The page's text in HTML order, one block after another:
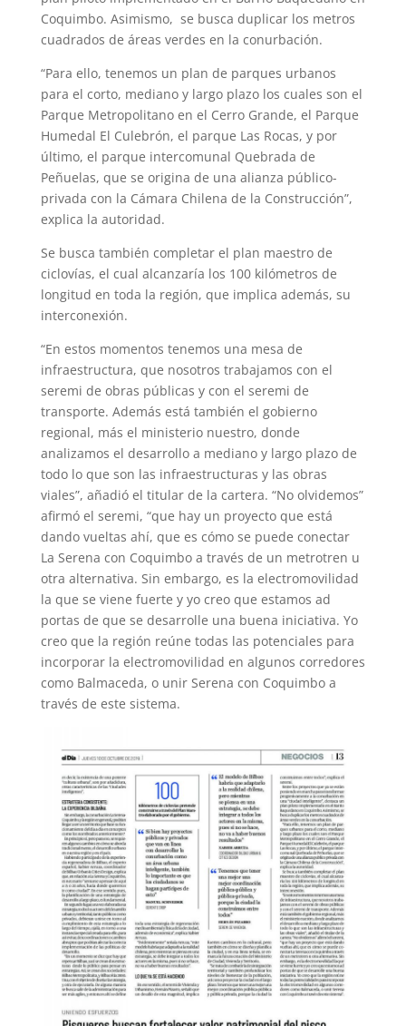
Coquimbo. Asimismo, se busca duplicar los metros
cuadrados de áreas verdes en la conurbación.
“Para ello, tenemos un plan de parques urbanos
para el corto, mediano y largo plazo los cuales son el
Parque Metropolitano en el Cerro Grande, el Parque
Humedal El Culebrón, el parque Las Rocas, y por
último, el parque intercomunal Quebrada de
Peñuelas, que se origina de una alianza público-
privada con la Cámara Chilena de la Construcción”,
explica la autoridad.
Se busca también completar el plan maestro de
ciclovías, el cual alcanzaría los 100 kilómetros de
longitud en toda la región, que implica además, su
interconexión.
“En estos momentos tenemos una mesa de
infraestructura, que nosotros trabajamos con el
seremi de obras públicas y con el seremi de
transporte. Además está también el gobierno
regional, más el ministerio nuestro, donde
analizamos el desarrollo a mediano y largo plazo de
todo lo que son las infraestructuras y las obras
viales”, añadió el titular de la cartera. “No olvidemos”
afirmó el seremi, “que hay un proyecto que está
dando vueltas ahí, que es cómo se puede conectar
La Serena con Coquimbo a través de un metrotren u
otra alternativa. Sin embargo, es la electromovilidad
la que se viene fuerte y yo creo que estamos ad
portas de que se desarrolle una buena iniciativa. Yo
creo que la región reúne todas las potenciales para
incorporar la electromovilidad en algunos corredores
como Balmaceda, o unir Serena con Coquimbo a
través de este sistema.